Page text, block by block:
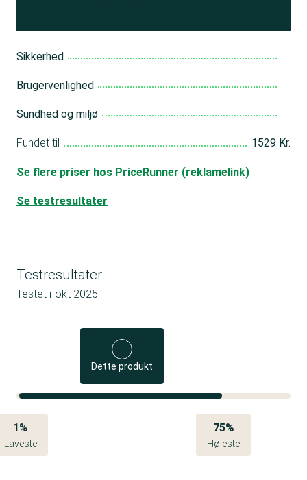
Sikkerhed
Brugervenlighed
Sundhed og miljø
Fundet til 1529 Kr.
Se flere priser hos PriceRunner (reklamelink)
Se testresultater
Testresultater
Testet i okt 2025
Dette produkt
1%
Laveste
75%
Højeste